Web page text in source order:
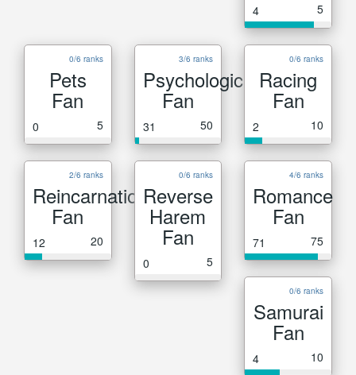
4 5
0/6 ranks
Pets
Fan
0 5
3/6 ranks
Psychological
Fan
31 50
0/6 ranks
Racing
Fan
2 10
2/6 ranks
Reincarnation
Fan
12 20
0/6 ranks
Reverse
Harem
Fan
0 5
4/6 ranks
Romance
Fan
71 75
0/6 ranks
Samurai
Fan
4 10